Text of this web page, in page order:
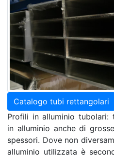
Catalogo tubi rettangolari
Profili in alluminio tubolari:
in alluminio anche di
spessori. Dove non
alluminio utilizzata è